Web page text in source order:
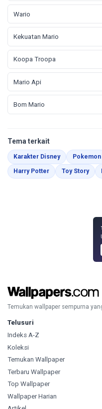
Wario
Kekuatan Mario
Koopa Troopa
Mario Api
Bom Mario
Tema terkait
Karakter DisneyHalamanPokemon
Harry PotterHalamanToy Story
Temukan wallpaper sempurna
Telusuri
Indeks A-Z
Koleksi
Temukan Wallpaper
Terbaru Wallpaper
Top Wallpaper
Wallpaper Harian